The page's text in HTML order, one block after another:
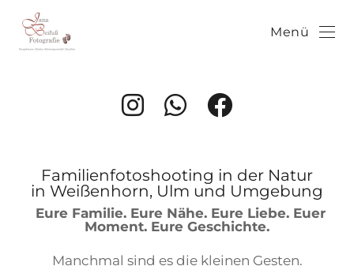
Menü
Familienfotoshooting in der Natur
in Weißenhorn, Ulm und Umgebung
Eure Familie. Eure Nähe. Eure Liebe. Euer
Moment. Eure Geschichte.
Manchmal sind es die kleinen Gesten.